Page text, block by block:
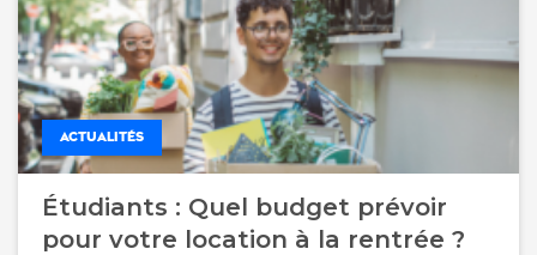
ACTUALITÉS
Étudiants : Quel budget prévoir
pour votre location à la rentrée ?